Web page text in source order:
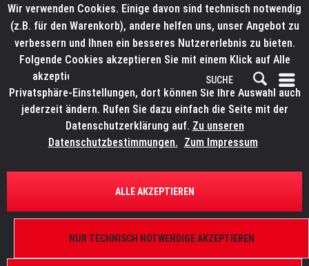
ÜBERSICHT ERSATZTEILE
LITECRAFT OutLED
Wir verwenden Cookies. Einige davon sind technisch notwendig
(z.B. für den Warenkorb), andere helfen uns, unser Angebot zu
verbessern und Ihnen ein besseres Nutzererlebnis zu bieten.
Folgende Cookies akzeptieren Sie mit einem Klick auf Alle
akzeptieren. Weitere Informationen finden Sie in den
Privatsphäre-Einstellungen, dort können Sie Ihre Auswahl auch
jederzeit ändern. Rufen Sie dazu einfach die Seite mit der
Datenschutzerklärung auf. Zu unseren
Datenschutzbestimmungen. Zum Impressum
NUR TECHNISCH NOTWENDIGE AKZEPTIEREN
ALLE AKZEPTIEREN